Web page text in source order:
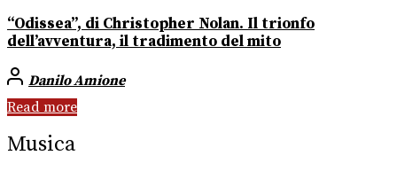
“Odissea”, di Christopher Nolan. Il trionfo
dell’avventura, il tradimento del mito
Danilo Amione
Read more
Musica